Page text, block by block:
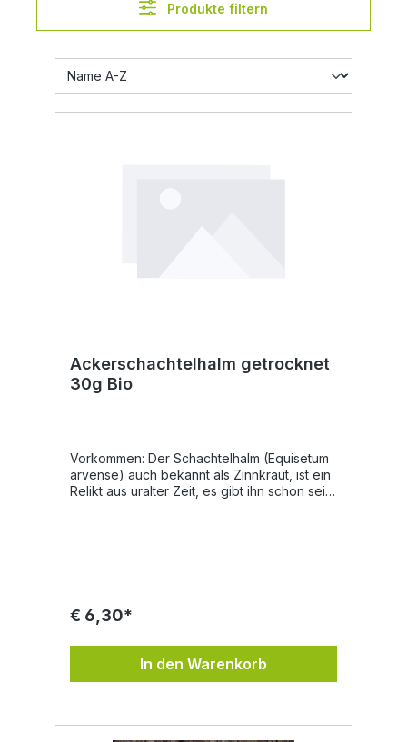
Produkte filtern
Ackerschachtelhalm getrocknet
30g Bio
Vorkommen: Der Schachtelhalm (Equisetum
arvense) auch bekannt als Zinnkraut, ist ein
Relikt aus uralter Zeit, es gibt ihn schon seit
Magnesium und Natrium. Eigenschaften in
stoffwechselanregend und wassertreibend
sein, weshalb dieser als Tee getrunken bei
€ 6,30*
In den Warenkorb